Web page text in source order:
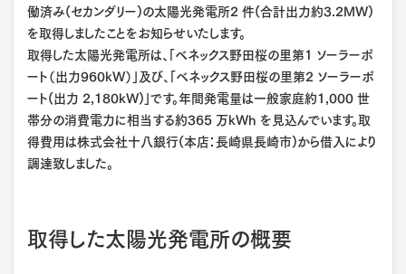
働済み(セカンダリー)の太陽光発電所2 件(合計出力約3.2MW)
を取得しましたことをお知らせいたします。
取得した太陽光発電所は、「ベネックス野田桜の里第1 ソーラーポ
ート（出力960kW）」及び、「ベネックス野田桜の里第2 ソーラーポ
ート(出力 2,180kW)」です。年間発電量は一般家庭約1,000 世
帯分の消費電力に相当する約365 万kWh を見込んでいます。取
得費用は株式会社十八銀行(本店：長崎県長崎市)から借入により
調達致しました。
取得した太陽光発電所の概要